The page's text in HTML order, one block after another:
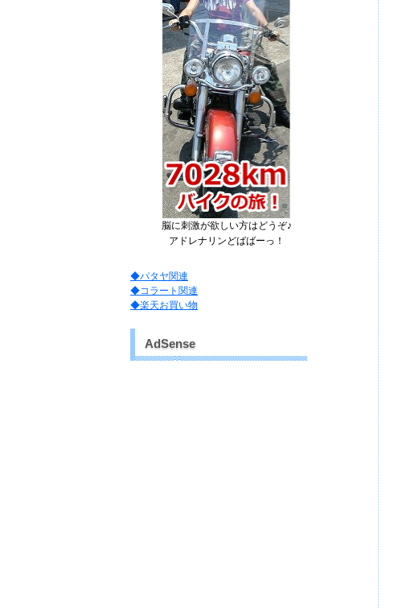
脳に刺激が欲しい方はどうぞ♪
アドレナリンどばばーっ！
◆パタヤ関連
◆コラート関連
◆楽天お買い物
AdSense